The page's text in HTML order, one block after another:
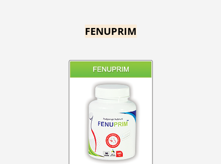
FENUPRIM